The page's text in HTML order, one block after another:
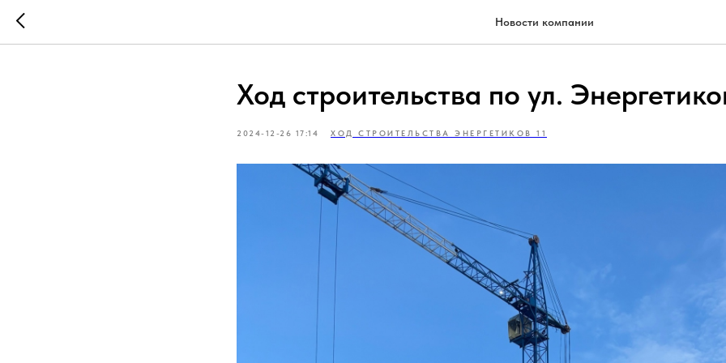
Новости компании
Ход строительства по ул.
2024-12-26 17:14 ХОД СТРОИТЕЛЬСТВА ЭНЕРГЕТИКОВ 11